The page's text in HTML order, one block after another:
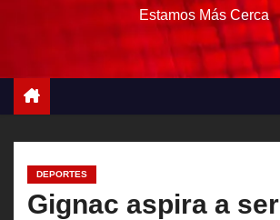
Estamos Más Cerca
DEPORTES
Gignac aspira a ser